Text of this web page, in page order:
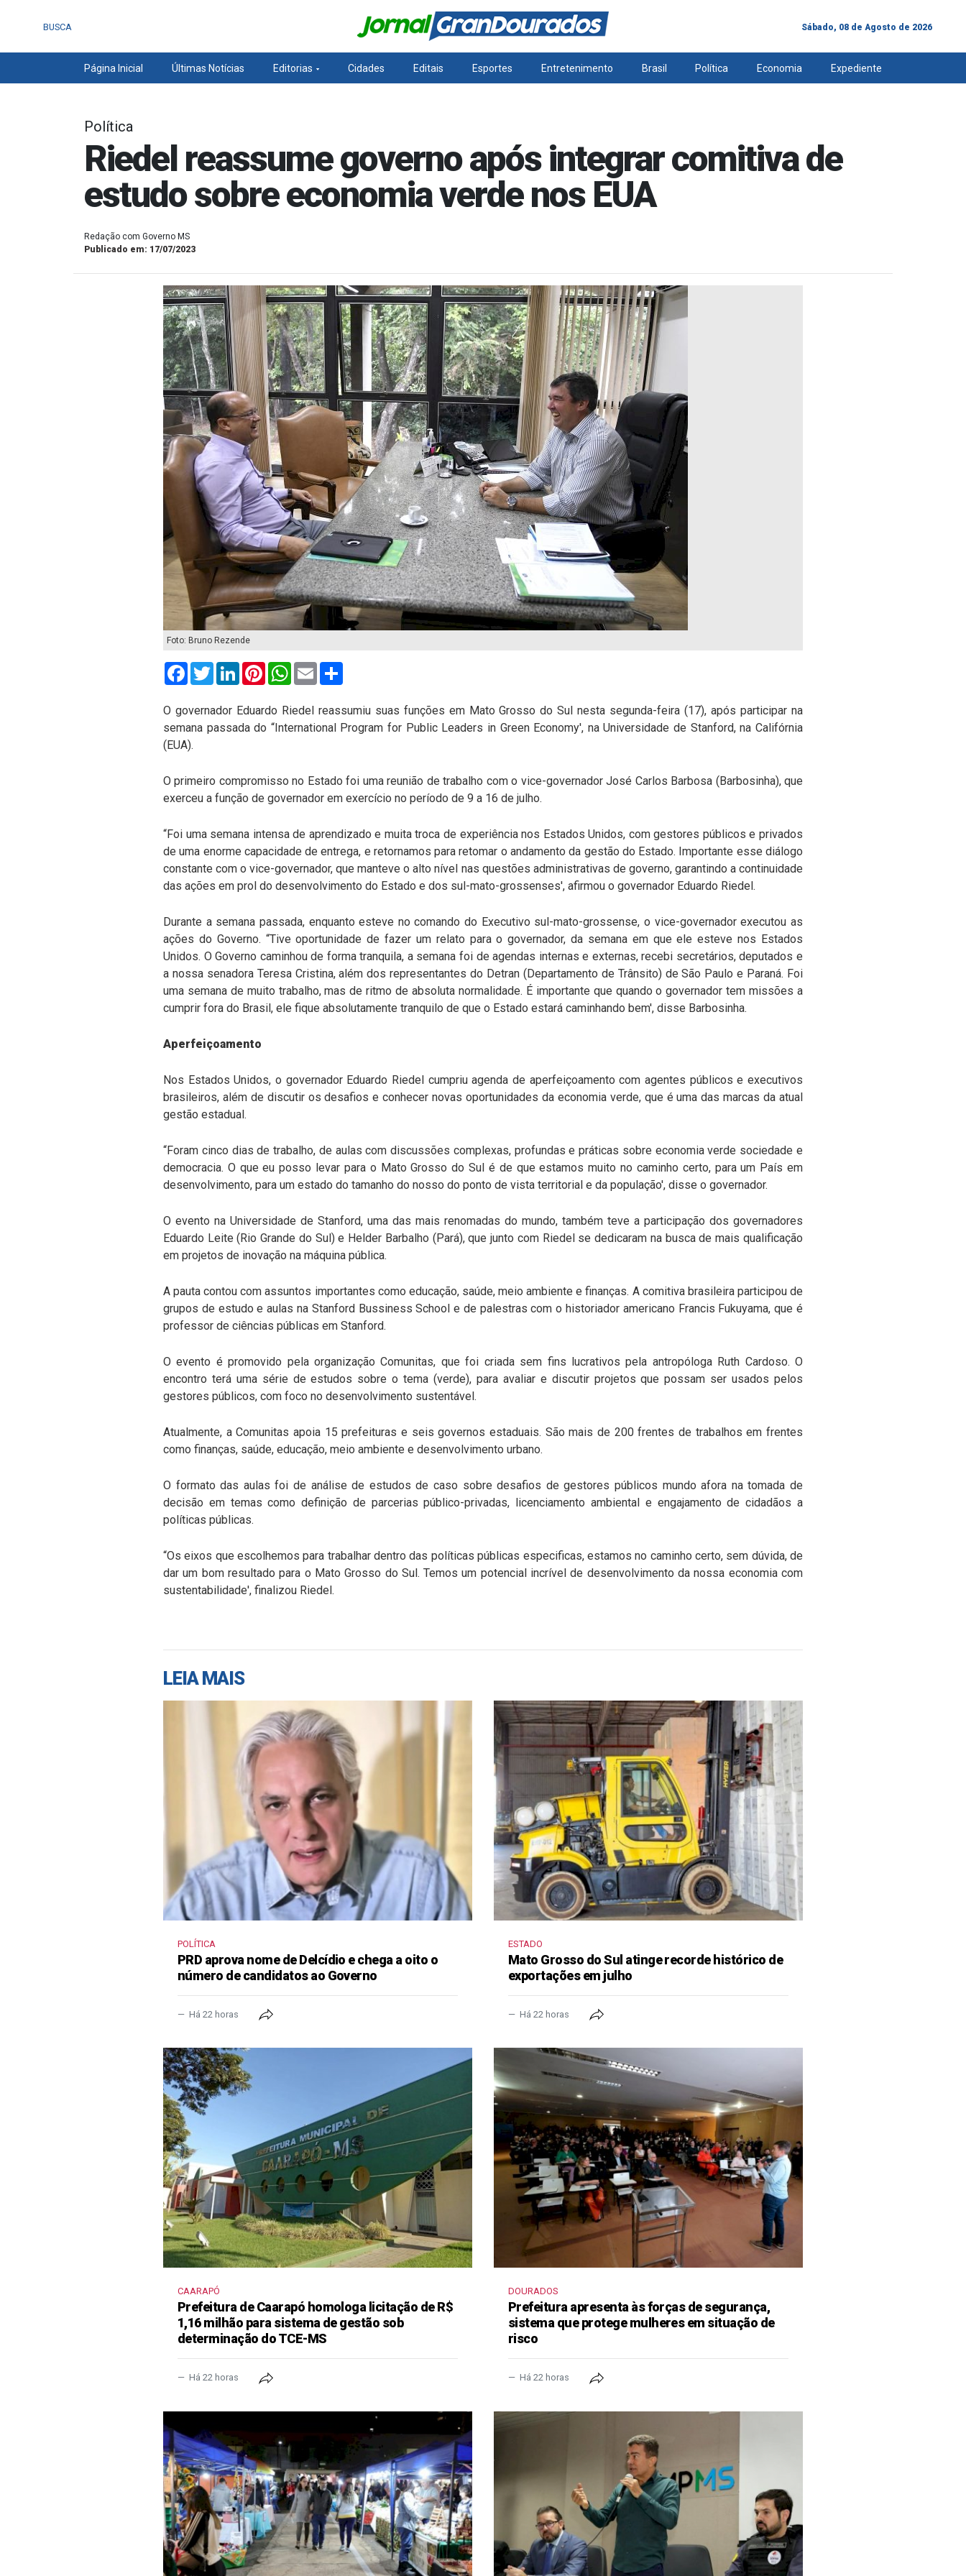
BUSCA Sábado, 08 de Agosto de 2026
Página Inicial Últimas Notícias Editorias Cidades Editais Esportes Entretenimento Brasil Política Economia Expediente
Política
Riedel reassume governo após integrar comitiva de
estudo sobre economia verde nos EUA
Redação com Governo MS
Publicado em: 17/07/2023
Foto: Bruno Rezende
FacebookTwitterLinkedInPinterestWhatsApp
Email
O governador Eduardo Riedel reassumiu suas funções em Mato Grosso do Sul nesta segunda-feira (17), após participar na
semana passada do “International Program for Public Leaders in Green Economy', na Universidade de Stanford, na Califórnia
(EUA).
O primeiro compromisso no Estado foi uma reunião de trabalho com o vice-governador José Carlos Barbosa (Barbosinha), que
exerceu a função de governador em exercício no período de 9 a 16 de julho.
“Foi uma semana intensa de aprendizado e muita troca de experiência nos Estados Unidos, com gestores públicos e privados
de uma enorme capacidade de entrega, e retornamos para retomar o andamento da gestão do Estado. Importante esse diálogo
constante com o vice-governador, que manteve o alto nível nas questões administrativas de governo, garantindo a continuidade
das ações em prol do desenvolvimento do Estado e dos sul-mato-grossenses', afirmou o governador Eduardo Riedel.
Durante a semana passada, enquanto esteve no comando do Executivo sul-mato-grossense, o vice-governador executou as
ações do Governo. “Tive oportunidade de fazer um relato para o governador, da semana em que ele esteve nos Estados
Unidos. O Governo caminhou de forma tranquila, a semana foi de agendas internas e externas, recebi secretários, deputados e
a nossa senadora Teresa Cristina, além dos representantes do Detran (Departamento de Trânsito) de São Paulo e Paraná. Foi
uma semana de muito trabalho, mas de ritmo de absoluta normalidade. É importante que quando o governador tem missões a
cumprir fora do Brasil, ele fique absolutamente tranquilo de que o Estado estará caminhando bem', disse Barbosinha.
Aperfeiçoamento
Nos Estados Unidos, o governador Eduardo Riedel cumpriu agenda de aperfeiçoamento com agentes públicos e executivos
brasileiros, além de discutir os desafios e conhecer novas oportunidades da economia verde, que é uma das marcas da atual
gestão estadual.
“Foram cinco dias de trabalho, de aulas com discussões complexas, profundas e práticas sobre economia verde sociedade e
democracia. O que eu posso levar para o Mato Grosso do Sul é de que estamos muito no caminho certo, para um País em
desenvolvimento, para um estado do tamanho do nosso do ponto de vista territorial e da população', disse o governador.
O evento na Universidade de Stanford, uma das mais renomadas do mundo, também teve a participação dos governadores
Eduardo Leite (Rio Grande do Sul) e Helder Barbalho (Pará), que junto com Riedel se dedicaram na busca de mais qualificação
em projetos de inovação na máquina pública.
A pauta contou com assuntos importantes como educação, saúde, meio ambiente e finanças. A comitiva brasileira participou de
grupos de estudo e aulas na Stanford Bussiness School e de palestras com o historiador americano Francis Fukuyama, que é
professor de ciências públicas em Stanford.
O evento é promovido pela organização Comunitas, que foi criada sem fins lucrativos pela antropóloga Ruth Cardoso. O
encontro terá uma série de estudos sobre o tema (verde), para avaliar e discutir projetos que possam ser usados pelos
gestores públicos, com foco no desenvolvimento sustentável.
Atualmente, a Comunitas apoia 15 prefeituras e seis governos estaduais. São mais de 200 frentes de trabalhos em frentes
como finanças, saúde, educação, meio ambiente e desenvolvimento urbano.
O formato das aulas foi de análise de estudos de caso sobre desafios de gestores públicos mundo afora na tomada de
decisão em temas como definição de parcerias público-privadas, licenciamento ambiental e engajamento de cidadãos a
políticas públicas.
“Os eixos que escolhemos para trabalhar dentro das políticas públicas especificas, estamos no caminho certo, sem dúvida, de
dar um bom resultado para o Mato Grosso do Sul. Temos um potencial incrível de desenvolvimento da nossa economia com
sustentabilidade', finalizou Riedel.
LEIA MAIS
POLÍTICA
PRD aprova nome de Delcídio e chega a oito o
número de candidatos ao Governo
Há 22 horas
ESTADO
Mato Grosso do Sul atinge recorde histórico de
exportações em julho
Há 22 horas
CAARAPÓ
Prefeitura de Caarapó homologa licitação de R$
1,16 milhão para sistema de gestão sob
determinação do TCE-MS
Há 22 horas
DOURADOS
Prefeitura apresenta às forças de segurança,
sistema que protege mulheres em situação de
risco
Há 22 horas